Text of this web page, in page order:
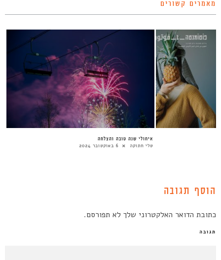
מאמרים קשורים
איחולי שנה טובה והצלחה
טלי חתוקה 6 באוקטובר 2024
הוסף תגובה
כתובת הדואר האלקטרוני שלך לא תפורסם.
תגובה